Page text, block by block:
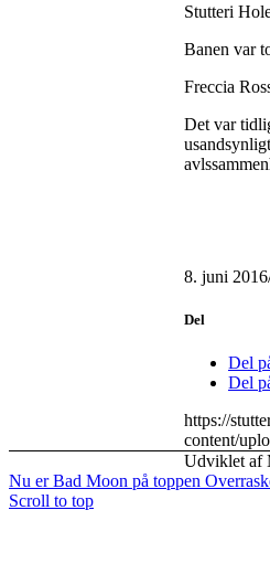
Stutteri
Banen var
Freccia
Det var
8. juni 2016
Del
Del
Del
https://
content/
Udviklet af
Nu er Bad Moon på toppen
Scroll to top